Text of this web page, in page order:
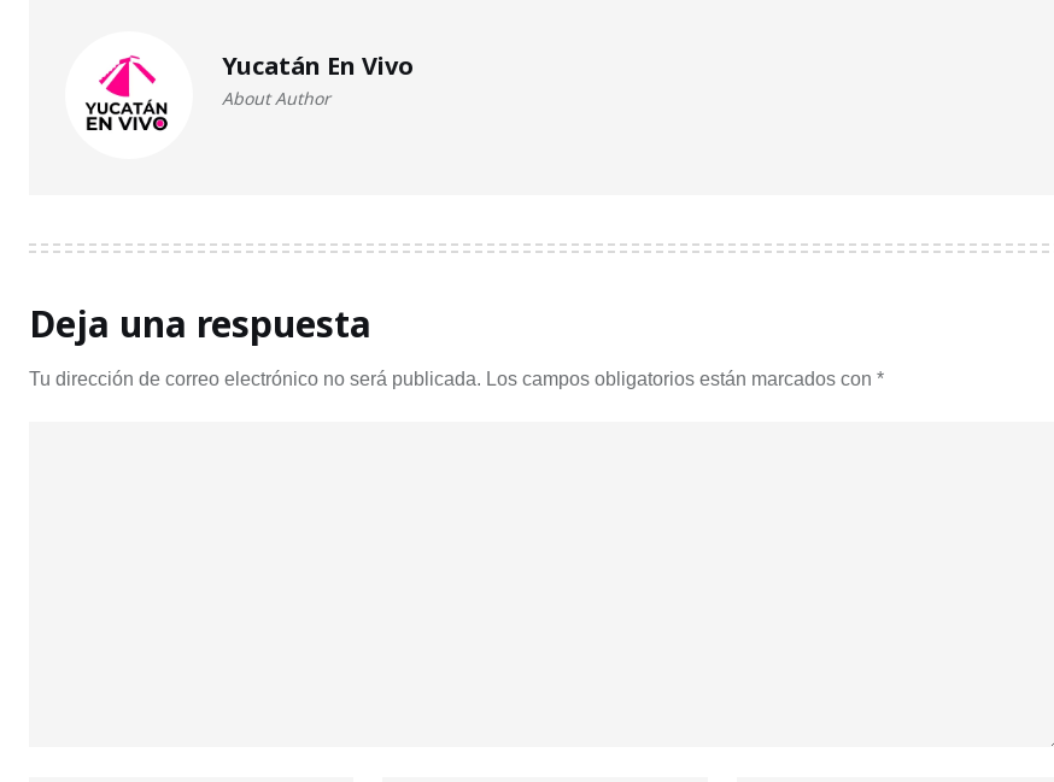
Yucatán En Vivo
About Author
Deja una respuesta
Tu dirección de correo electrónico no será publicada. Los campos obligatorios están marcados con *